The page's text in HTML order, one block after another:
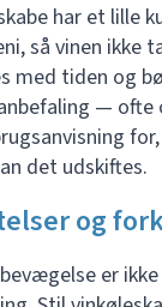
har et lille
så vinen ikke
med tiden og
— ofte
det udskiftes.
og
er